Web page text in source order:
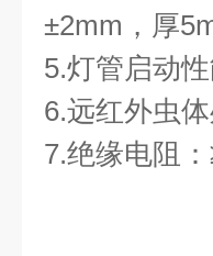
±2mm，厚
5.灯管启动
6.远红外虫
7.绝缘电阻